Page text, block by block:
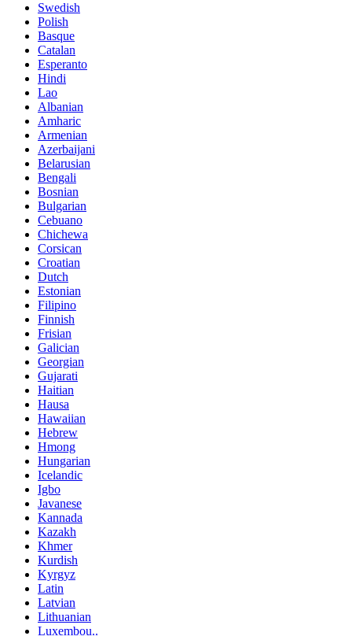
Swedish
Polish
Basque
Catalan
Esperanto
Hindi
Lao
Albanian
Amharic
Armenian
Azerbaijani
Belarusian
Bengali
Bosnian
Bulgarian
Cebuano
Chichewa
Corsican
Croatian
Dutch
Estonian
Filipino
Finnish
Frisian
Galician
Georgian
Gujarati
Haitian
Hausa
Hawaiian
Hebrew
Hmong
Hungarian
Icelandic
Igbo
Javanese
Kannada
Kazakh
Khmer
Kurdish
Kyrgyz
Latin
Latvian
Lithuanian
Luxembou..